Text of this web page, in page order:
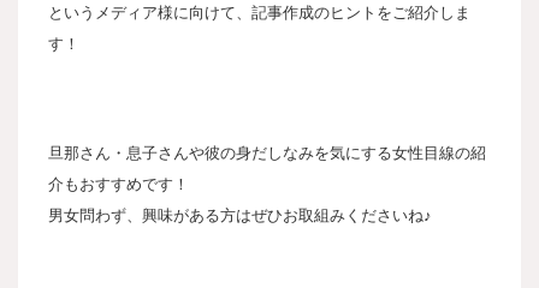
というメディア様に向けて、記事作成のヒントをご紹介しま
す！
旦那さん・息子さんや彼の身だしなみを気にする女性目線の紹
介もおすすめです！
男女問わず、興味がある方はぜひお取組みくださいね♪